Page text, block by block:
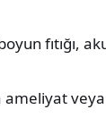
fıtığı,
ameliyat